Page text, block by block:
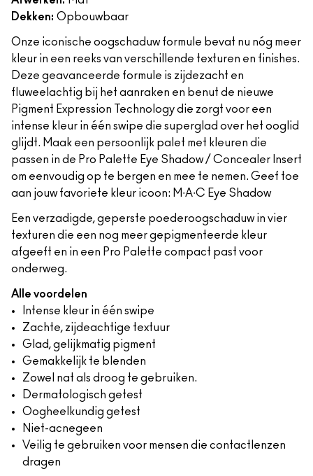
Dekken: Opbouwbaar
Onze iconische oogschaduw formule bevat nu nóg meer
kleur in een reeks van verschillende texturen en finishes.
Deze geavanceerde formule is zijdezacht en
fluweelachtig bij het aanraken en benut de nieuwe
Pigment Expression Technology die zorgt voor een
intense kleur in één swipe die superglad over het ooglid
glijdt. Maak een persoonlijk palet met kleuren die
passen in de Pro Palette Eye Shadow / Concealer Insert
om eenvoudig op te bergen en mee te nemen. Geef toe
aan jouw favoriete kleur icoon: M∙A∙C Eye Shadow
Een verzadigde, geperste poederoogschaduw in vier
texturen die een nog meer gepigmenteerde kleur
afgeeft en in een Pro Palette compact past voor
onderweg.
Alle voordelen
Intense kleur in één swipe
Zachte, zijdeachtige textuur
Glad, gelijkmatig pigment
Gemakkelijk te blenden
Zowel nat als droog te gebruiken.
Dermatologisch getest
Oogheelkundig getest
Niet-acnegeen
Veilig te gebruiken voor mensen die contactlenzen
dragen